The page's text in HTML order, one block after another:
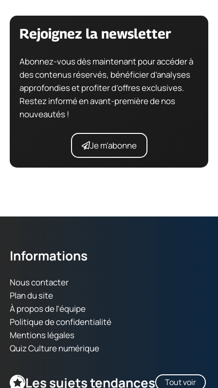
Rejoignez la newsletter
Abonnez-vous dès maintenant pour accéder à
des contenus réservés, bénéficier d’analyses
approfondies et profiter d’offres exclusives.
Restez informé en avant-première de nos
nouveautés !
Je m'abonne
Informations
Nous contacter
Plan du site
À propos de l'équipe
Politique de confidentialité
Mentions légales
Quiz Culture numérique
Les sujets tendances Tout voir